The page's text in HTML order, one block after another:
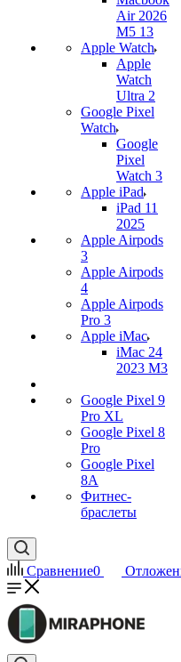
Air 2026
M5 13
Apple Watch
Apple
Watch
Ultra 2
Google Pixel
Watch
Google
Pixel
Watch 3
Apple iPad
iPad 11
2025
Apple Airpods
3
Apple Airpods
4
Apple Airpods
Pro 3
Apple iMac
iMac 24
2023 M3
Google Pixel 9
Pro XL
Google Pixel 8
Pro
Google Pixel
8A
Фитнес-
браслеты
Сравнение0